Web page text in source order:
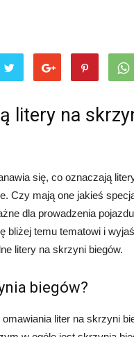
litery na
się, co oznaczają
Czy mają one jakieś
dla prowadzenia
bliżej temu tematowi i
litery na skrzyni biegów.
biegów?
liter na skrzyni